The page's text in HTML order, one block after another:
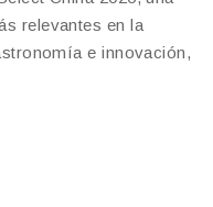
relevantes en la
e innovación,